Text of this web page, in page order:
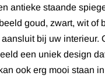
antieke staande
goud, zwart, wit of
bij uw interieur.
een uniek design
ook erg mooi staan